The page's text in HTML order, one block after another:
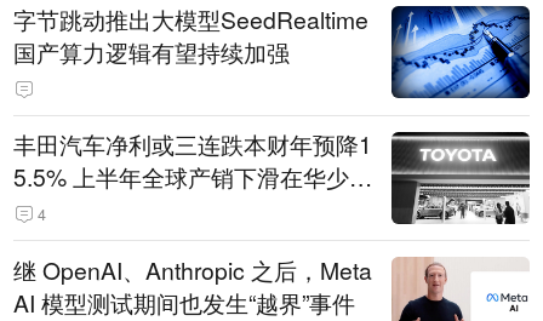
字节跳动推出大模型SeedRealtime
国产算力逻辑有望持续加强
丰田汽车净利或三连跌本财年预降1
5.5% 上半年全球产销下滑在华少卖
14.3万辆
4
继 OpenAI、Anthropic 之后，Meta
AI 模型测试期间也发生“越界”事件